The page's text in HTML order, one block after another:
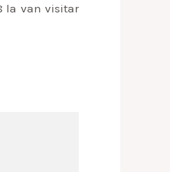
la van visitar